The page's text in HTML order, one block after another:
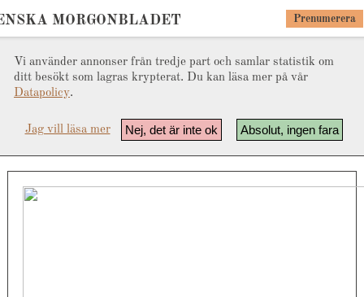
Vi använder annonser från tredje part och samlar statistik om
ditt besökt som lagras krypterat. Du kan läsa mer på vår
Datapolicy.
Absolut, ingen fara
Nej, det är inte ok
Jag vill läsa mer
MORGONBLADET Prenumerera